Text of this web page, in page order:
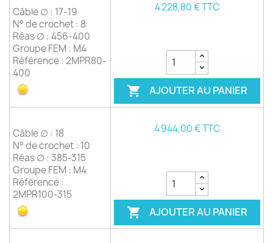
Câble ∅ : 17-19
N° de crochet : 8
Réas ∅ : 456-400
Groupe FEM : M4
Référence : 2MPR80-
400
4 228,80 € TTC
 AJOUTER AU PANIER
Câble ∅ : 18
N° de crochet : 10
Réas ∅ : 385-315
Groupe FEM : M4
Référence :
2MPR100-315
4 944,00 € TTC
 AJOUTER AU PANIER